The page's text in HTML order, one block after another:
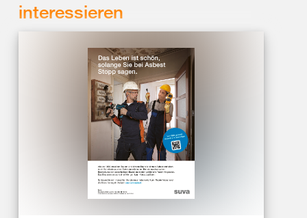
interessieren